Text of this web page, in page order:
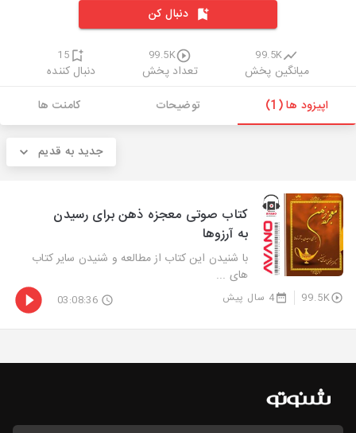
دنبال کن
99.5K
میانگین پخش
99.5K
تعداد پخش
15
دنبال کننده
اپیزود ها (1)
توضیحات کامنت ها
جدید به قدیم
کتاب صوتی معجزه ذهن برای رسیدن
به آرزوها
با شنیدن این کتاب از مطالعه و شنیدن سایر کتاب
های ...
99.5K 4 سال پیش 03:08:36